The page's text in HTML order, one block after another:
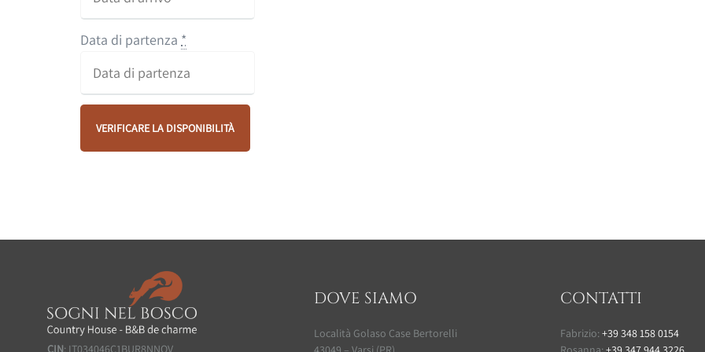
Data di partenza *
CIN: IT034046C1BUR8NNQV
DOVE SIAMO
Località Golaso Case Bertorelli
CONTATTI
Fabrizio:+39 348 158 0154